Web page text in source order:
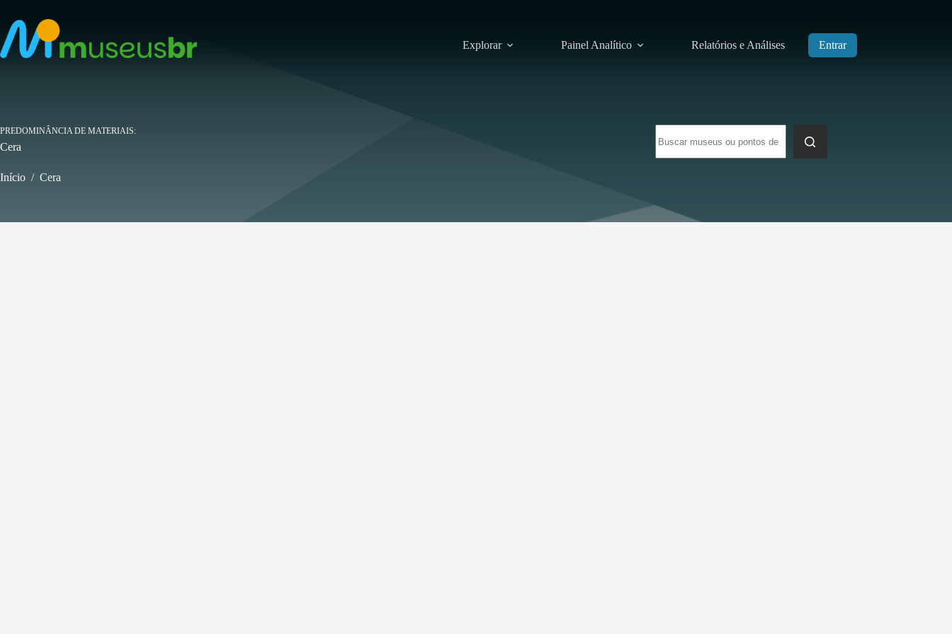
para
conteúdo
Explorar Painel Analítico Relatórios e Análises Entrar
resultados
PREDOMINÂNCIA DE MATERIAIS
Cera
Início / Cera